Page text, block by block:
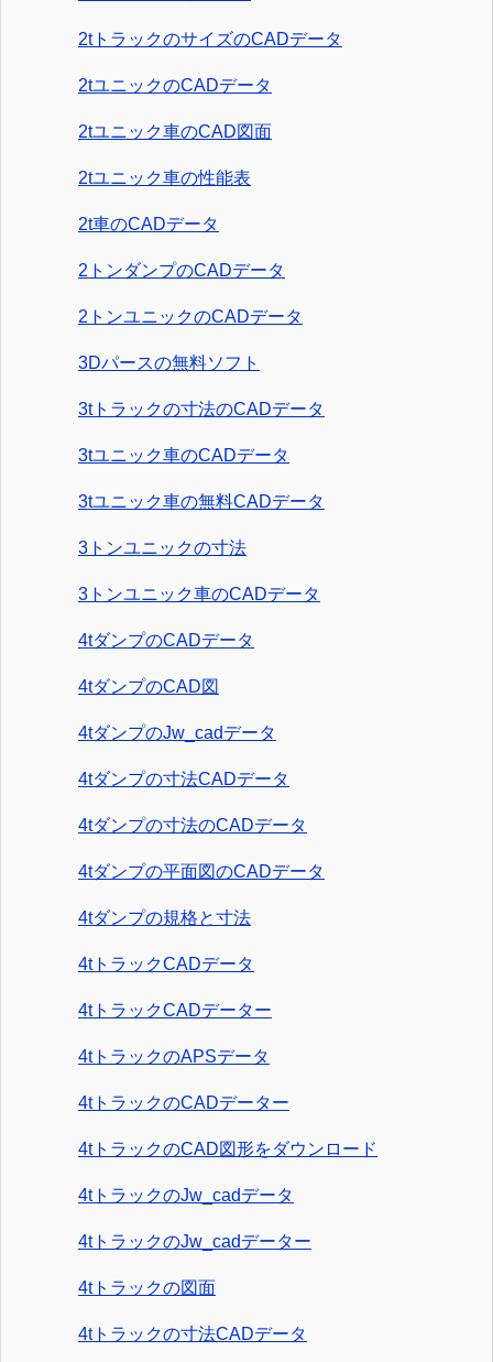
2tトラックのサイズのCADデータ
2tユニックのCADデータ
2tユニック車のCAD図面
2tユニック車の性能表
2t車のCADデータ
2トンダンプのCADデータ
2トンユニックのCADデータ
3Dパースの無料ソフト
3tトラックの寸法のCADデータ
3tユニック車のCADデータ
3tユニック車の無料CADデータ
3トンユニックの寸法
3トンユニック車のCADデータ
4tダンプのCADデータ
4tダンプのCAD図
4tダンプのJw_cadデータ
4tダンプの寸法CADデータ
4tダンプの寸法のCADデータ
4tダンプの平面図のCADデータ
4tダンプの規格と寸法
4tトラックCADデータ
4tトラックCADデーター
4tトラックのAPSデータ
4tトラックのCADデーター
4tトラックのCAD図形をダウンロード
4tトラックのJw_cadデータ
4tトラックのJw_cadデーター
4tトラックの図面
4tトラックの寸法CADデータ